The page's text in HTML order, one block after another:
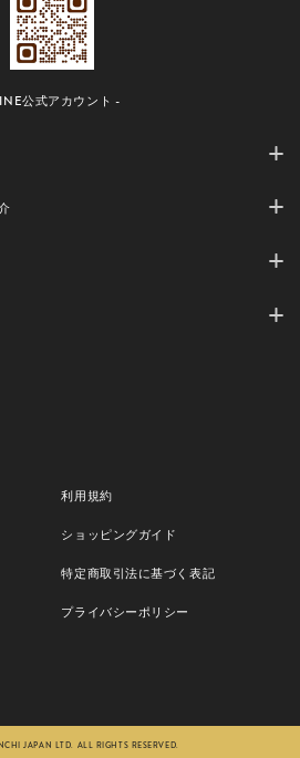
公式アカウント -
利用規約
ショッピングガイド
特定商取引法に基づく表記
プライバシーポリシー
JAPAN LTD. ALL RIGHTS RESERVED.